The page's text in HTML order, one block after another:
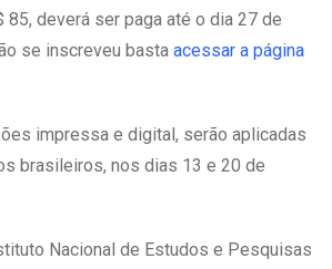
85, deverá ser paga até o dia 27 de
se inscreveu basta acessar a página
impressa e digital, serão aplicadas
brasileiros, nos dias 13 e 20 de
Nacional de Estudos e Pesquisas